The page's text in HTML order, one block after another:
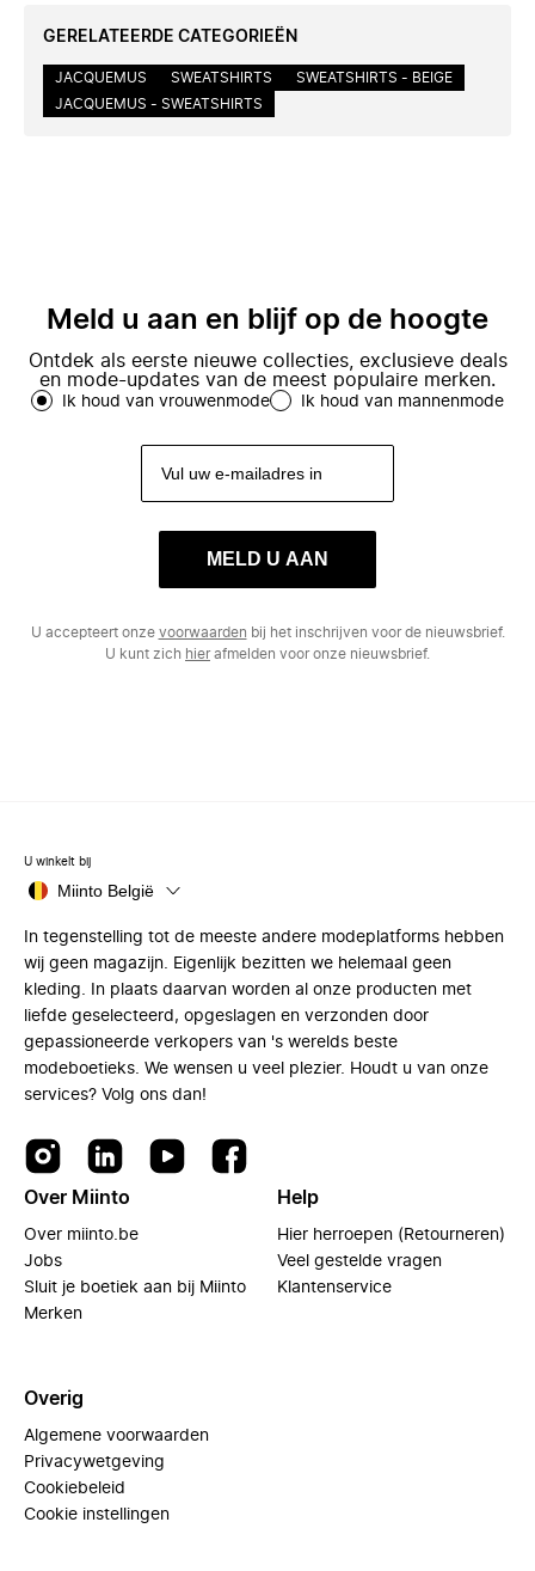
GERELATEERDE CATEGORIEËN
JACQUEMUS SWEATSHIRTS
SWEATSHIRTS - BEIGE
JACQUEMUS - SWEATSHIRTS
Meld u aan en blijf op de hoogte
Ontdek als eerste nieuwe collecties, exclusieve deals
en mode-updates van de meest populaire merken.
Ik houd van vrouwenmode Ik houd van mannenmode
MELD U AAN
U accepteert onze voorwaarden bij het inschrijven voor de nieuwsbrief.
U kunt zich hierafmelden voor onze nieuwsbrief.
U winkelt bij
Miinto België
In tegenstelling tot de meeste andere modeplatforms hebben
wij geen magazijn. Eigenlijk bezitten we helemaal geen
kleding. In plaats daarvan worden al onze producten met
liefde geselecteerd, opgeslagen en verzonden door
gepassioneerde verkopers van 's werelds beste
modeboetieks. We wensen u veel plezier. Houdt u van onze
services? Volg ons dan!
Over Miinto
Over miinto.be
Jobs
Sluit je boetiek aan bij Miinto
Merken
Help
Hier herroepen (Retourneren)
Veel gestelde vragen
Klantenservice
Overig
Algemene voorwaarden
Privacywetgeving
Cookiebeleid
Cookie instellingen